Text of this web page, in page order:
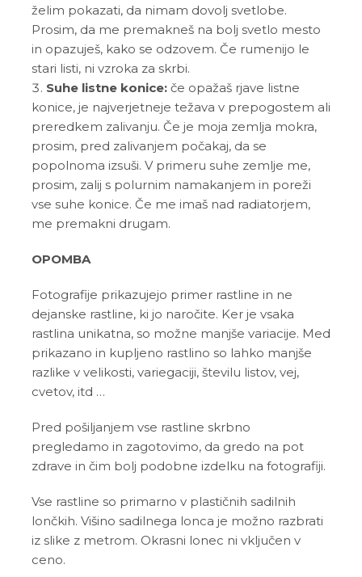
želim pokazati, da nimam dovolj svetlobe.
Prosim, da me premakneš na bolj svetlo mesto
in opazuješ, kako se odzovem. Če rumenijo le
stari listi, ni vzroka za skrbi.
Suhe listne konice:če opažaš rjave listne
konice, je najverjetneje težava v prepogostem ali
preredkem zalivanju. Če je moja zemlja mokra,
prosim, pred zalivanjem počakaj, da se
popolnoma izsuši. V primeru suhe zemlje me,
prosim, zalij s polurnim namakanjem in poreži
vse suhe konice. Če me imaš nad radiatorjem,
me premakni drugam.
OPOMBA
Fotografije prikazujejo primer rastline in ne
dejanske rastline, ki jo naročite. Ker je vsaka
rastlina unikatna, so možne manjše variacije. Med
prikazano in kupljeno rastlino so lahko manjše
razlike v velikosti, variegaciji, številu listov, vej,
cvetov, itd …
Pred pošiljanjem vse rastline skrbno
pregledamo in zagotovimo, da gredo na pot
zdrave in čim bolj podobne izdelku na fotografiji.
Vse rastline so primarno v plastičnih sadilnih
lončkih. Višino sadilnega lonca je možno razbrati
iz slike z metrom. Okrasni lonec ni vključen v
ceno.